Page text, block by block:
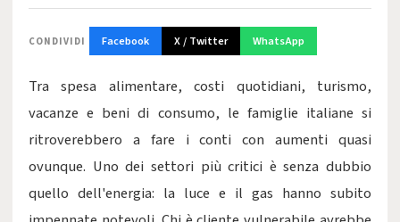
CONDIVIDI Facebook X / Twitter WhatsApp
Tra spesa alimentare, costi quotidiani, turismo,
vacanze e beni di consumo, le famiglie italiane si
ritroverebbero a fare i conti con aumenti quasi
ovunque. Uno dei settori più critici è senza dubbio
quello dell'energia: la luce e il gas hanno subito